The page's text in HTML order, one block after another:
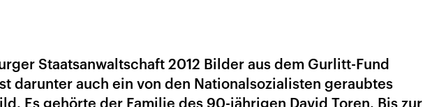
Staatsanwaltschaft 2012 Bilder aus dem Gurlitt-Fund
darunter auch ein von den Nationalsozialisten geraubtes
Es gehörte der Familie des 90-jährigen David Toren. Bis zur